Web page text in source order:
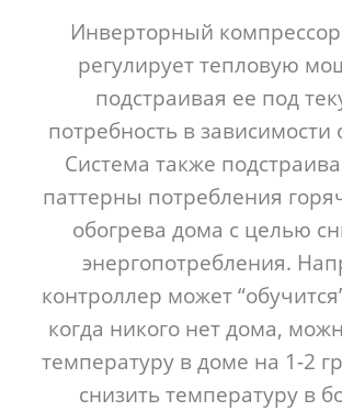
Инверторный
регулирует тепловую
подстраивая ее под
потребность в зависимости
Система также
паттерны потребления
обогрева дома с целью
энергопотребления.
контроллер может
когда никого нет дома,
температуру в доме на 1-2
снизить температуру в